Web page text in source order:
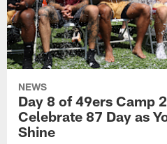
NEWS
Day 8 of 49ers Camp
Celebrate 87 Day as
Shine